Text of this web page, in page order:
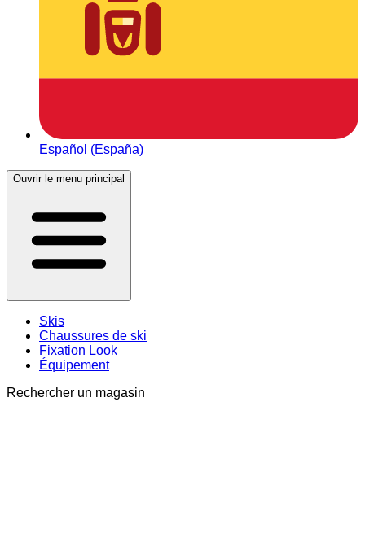
Español (España)
Ouvrir le menu principal
Skis
Chaussures de ski
Fixation Look
Équipement
Rechercher un magasin